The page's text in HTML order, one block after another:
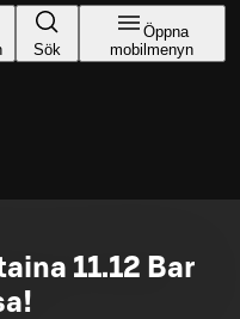
Sök
Öppna
mobilmenyn
11.12 Bar